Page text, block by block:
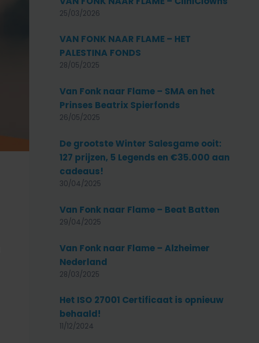
25/03/2026
VAN FONK NAAR FLAME – HET
PALESTINA FONDS
28/05/2025
Van Fonk naar Flame – SMA en het
Prinses Beatrix Spierfonds
26/05/2025
De grootste Winter Salesgame ooit:
127 prijzen, 5 Legends en €35.000 aan
cadeaus!
30/04/2025
Van Fonk naar Flame – Beat Batten
29/04/2025
Van Fonk naar Flame – Alzheimer
Nederland
28/03/2025
Het ISO 27001 Certificaat is opnieuw
behaald!
11/12/2024